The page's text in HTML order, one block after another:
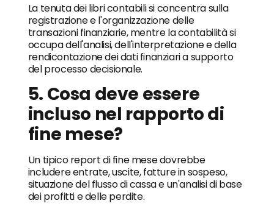
La tenuta dei libri contabili si concentra sulla
registrazione e l'organizzazione delle
transazioni finanziarie, mentre la contabilità si
occupa dell'analisi, dell'interpretazione e della
rendicontazione dei dati finanziari a supporto
del processo decisionale.
5. Cosa deve essere
incluso nel rapporto di
fine mese?
Un tipico report di fine mese dovrebbe
includere entrate, uscite, fatture in sospeso,
situazione del flusso di cassa e un'analisi di base
dei profitti e delle perdite.